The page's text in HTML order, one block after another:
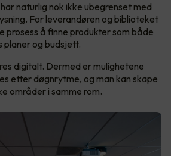
naturlig nok ikke ubegrenset med
For leverandøren og biblioteket
prosess å finne produkter som både
og budsjett.
digitalt. Dermed er mulighetene
etter døgnrytme, og man kan skape
områder i samme rom.